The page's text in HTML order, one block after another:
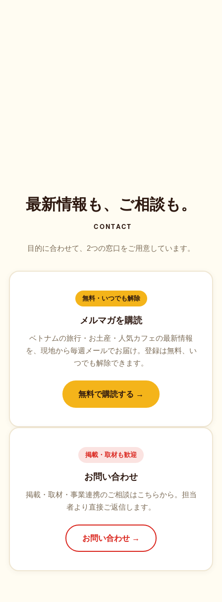
最新情報も、ご相談も。
CONTACT
目的に合わせて、2つの窓口をご用意しています。
無料・いつでも解除
メルマガを購読
ベトナムの旅行・お土産・人気カフェの最新情報
を、現地から毎週メールでお届け。登録は無料、い
つでも解除できます。
無料で購読する →
掲載・取材も歓迎
お問い合わせ
掲載・取材・事業連携のご相談はこちらから。担当
者より直接ご返信します。
お問い合わせ →